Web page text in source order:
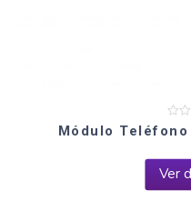
en
de
5
Módulo
Ver